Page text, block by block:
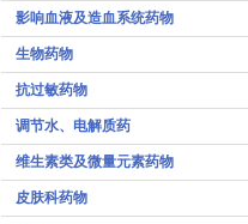
影响血液及造血系统药物
生物药物
抗过敏药物
调节水、电解质药
维生素类及微量元素药物
皮肤科药物